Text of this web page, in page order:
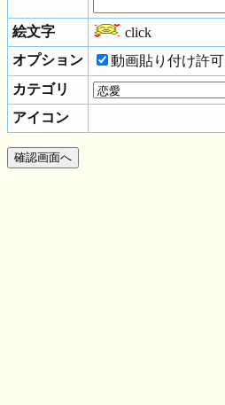
絵文字
click
オプション
動画貼り付け許可
カテゴリ
アイコン